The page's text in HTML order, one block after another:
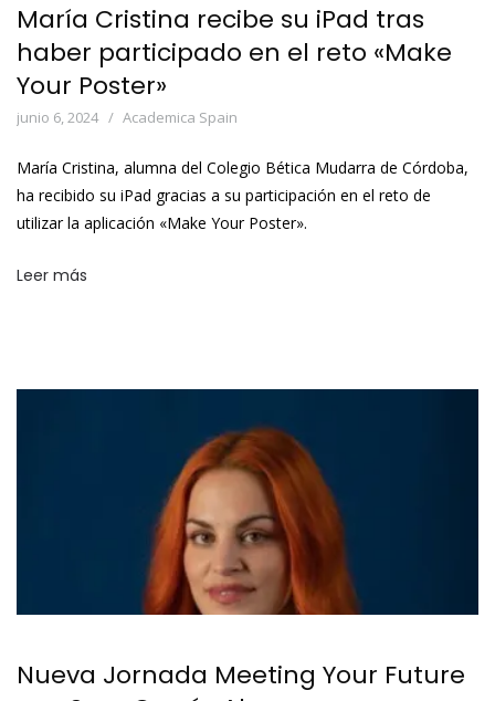
María Cristina recibe su iPad tras
haber participado en el reto «Make
Your Poster»
junio 6, 2024 Academica Spain
María Cristina, alumna del Colegio Bética Mudarra de Córdoba,
ha recibido su iPad gracias a su participación en el reto de
utilizar la aplicación «Make Your Poster».
Leer más
Nueva Jornada Meeting Your Future